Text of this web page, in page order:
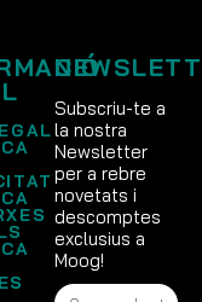
Subscriu-te a
la nostra
Newsletter
per a rebre
novetats i
descomptes
exclusius a
Moog!